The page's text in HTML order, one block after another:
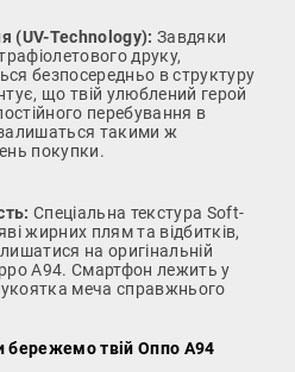
(UV-Technology): Завдяки
друку,
безпосередньо в структуру
що твій улюблений герой
перебування в
такими ж
покупки.
Спеціальна текстура Soft-
жирних плям та відбитків,
на оригінальній
A94. Смартфон лежить у
меча справжнього
бережемо твій Оппо А94